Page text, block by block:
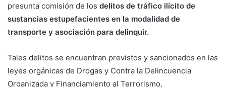
presunta comisión de los delitos de tráfico ilícito de
sustancias estupefacientes en la modalidad de
transporte y asociación para delinquir.
Tales delitos se encuentran previstos y sancionados en las
leyes orgánicas de Drogas y Contra la Delincuencia
Organizada y Financiamiento al Terrorismo,